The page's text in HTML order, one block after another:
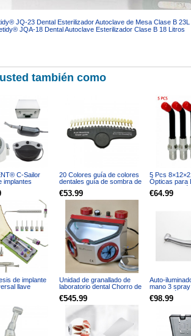
JQ-23 Dental Esterilizador Autoclave de Mesa Clase B 23L
JQA-18 Dental Autoclave Esterilizador Clase B 18 Litros
también como
C-Sailor
implantes
ángulo
20 Colores guía de colores
dentales guía de sombra de
€53.99
5 Pcs
Ópticas para
Polimerización
€64.99
de implante
llave
destornillador
Unidad de granallado de
laboratorio dental Chorro de
tanques AX-B3
€545.99
Auto-
mano 3
acople rápido
€98.99